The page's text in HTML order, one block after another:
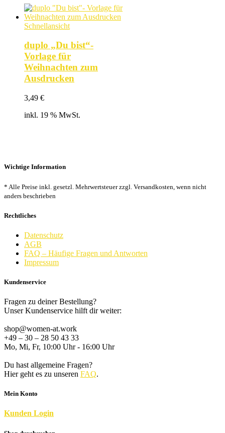
Schnellansicht
duplo „Du bist“-
Vorlage für
Weihnachten zum
Ausdrucken
3,49 €
inkl. 19 % MwSt.
Wichtige Information
* Alle Preise inkl. gesetzl. Mehrwertsteuer zzgl. Versandkosten, wenn nicht
anders beschrieben
Rechtliches
Datenschutz
AGB
FAQ – Häufige Fragen und Antworten
Impressum
Kundenservice
Fragen zu deiner Bestellung?
Unser Kundenservice hilft dir weiter:
shop@women-at.work
+49 – 30 – 28 50 43 33
Mo, Mi, Fr, 10:00 Uhr - 16:00 Uhr
Du hast allgemeine Fragen?
Hier geht es zu unseren FAQ.
Mein Konto
Kunden Login